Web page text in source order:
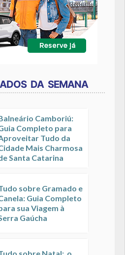
DA SEMANA
Camboriú:
Completo para
Tudo da
Mais Charmosa
Santa Catarina
sobre Gramado e
Guia Completo
sua Viagem à
Gaúcha
sobre Natal: o